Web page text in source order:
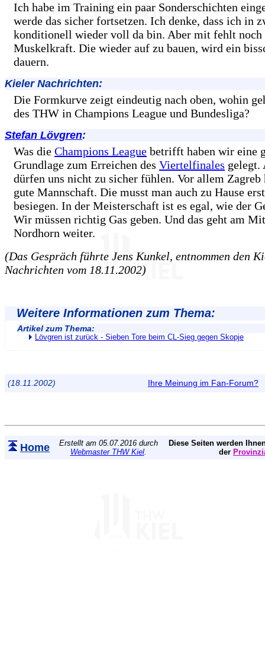
Ich habe im Training ein paar Sonderschichten
werde das sicher fortsetzen. Ich denke, dass ich in
konditionell wieder voll da bin. Aber mit fehlt noch
Muskelkraft. Die wieder auf zu bauen, wird ein
dauern.
Kieler Nachrichten:
Die Formkurve zeigt eindeutig nach oben, wohin
des THW in Champions League und Bundesliga?
Stefan Lövgren:
Was die Champions League betrifft haben wir eine
Grundlage zum Erreichen des Viertelfinales gelegt.
dürfen uns nicht zu sicher fühlen. Vor allem Zagreb
gute Mannschaft. Die musst man auch zu Hause
besiegen. In der Meisterschaft ist es egal, wie der
Wir müssen richtig Gas geben. Und das geht am
Nordhorn weiter.
(Das Gespräch führte Jens Kunkel, entnommen den
Nachrichten vom 18.11.2002)
Weitere Informationen zum Thema:
Artikel zum Thema:
Lövgren ist zurück - Sieben Tore beim CL-Sieg gegen Skopje
(18.11.2002) Ihre Meinung im Fan-Forum?
Home
Erstellt am 05.07.2016 durch
Webmaster THW Kiel.
Diese Seiten werden
der